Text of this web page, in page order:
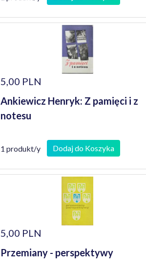
5,00 PLN
Ankiewicz Henryk: Z pamięci i z
notesu
1 produkt/y Dodaj do Koszyka
5,00 PLN
Przemiany - perspektywy